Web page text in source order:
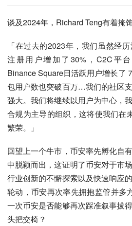
谈及2024年，Richard Teng有着掩
「在过去的2023年，我们虽然经
注册用户增加了30%，C2C平台
Binance Square日活跃用户增长了
包用户数也突破百万…我们的社区
强大。我们将继续以用户为中心，
合规为主导的组织，这将使我们在
繁荣。」
回望上一个牛市，币安率先孵化自
中脱颖而出，这证明了币安对于市
行业创新的不懈探索以及快速响应
轮动，币安再次率先拥抱监管并多
一次币安是否能够再次踩准叙事拔
头把交椅？